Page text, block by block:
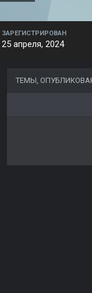
ЗАРЕГИСТРИРОВАН
25 апреля, 2024
ТЕМЫ,